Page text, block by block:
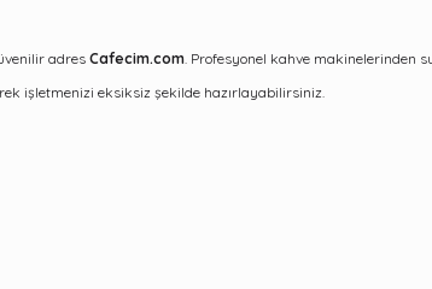
adres Cafecim.com. Profesyonel kahve makinelerinden
işletmenizi eksiksiz şekilde hazırlayabilirsiniz.